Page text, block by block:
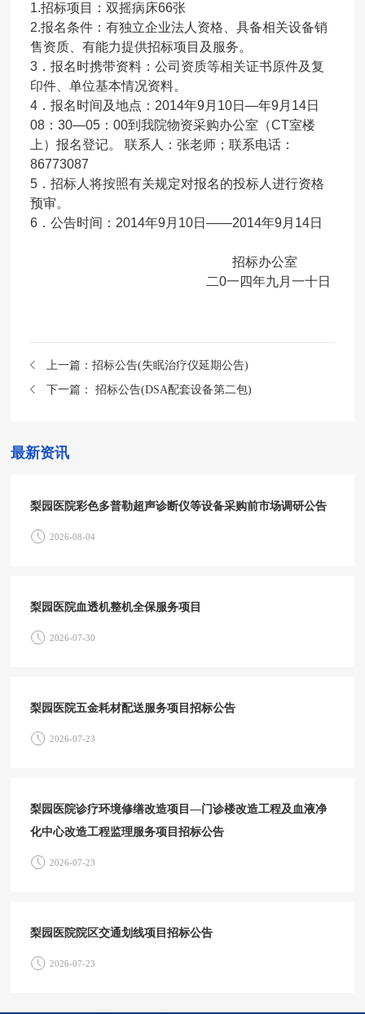
1.招标项目：双摇病床66张
2.报名条件：有独立企业法人资格、具备相关设备销
售资质、有能力提供招标项目及服务。
3．报名时携带资料：公司资质等相关证书原件及复
印件、单位基本情况资料。
4．报名时间及地点：2014年9月10日—年9月14日
08：30—05：00到我院物资采购办公室（CT室楼
上）报名登记。 联系人：张老师；联系电话：
86773087
5．招标人将按照有关规定对报名的投标人进行资格
预审。
6．公告时间：2014年9月10日——2014年9月14日
招标办公室
二0一四年九月一十日
上一篇：招标公告(失眠治疗仪延期公告)
招标公告(DSA配套设备第二包)
下一篇：
最新资讯
梨园医院彩色多普勒超声诊断仪等设备采购前市场调研公告
2026-08-04
梨园医院血透机整机全保服务项目
2026-07-30
梨园医院五金耗材配送服务项目招标公告
2026-07-23
梨园医院诊疗环境修缮改造项目—门诊楼改造工程及血液净
化中心改造工程监理服务项目招标公告
2026-07-23
梨园医院院区交通划线项目招标公告
2026-07-23